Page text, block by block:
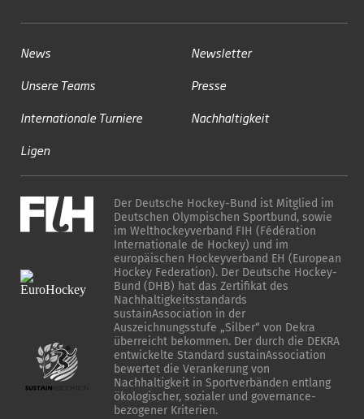
News
Unsere Teams
Internationale Turniere
Ligen
Newsletter
Presse
Nachhaltigkeit
Der Deutsche Hockey-Bund ist Mitglied im
Deutschen Olympischen Sportbund, sowie
im Welthockeyverband FIH (Fédération
Internationale de Hockey) und im
europäischen Hockeyverband EH (European
Hockey Federation). Der Deutsche Hockey-
Bund (DHB) hat das Zertifikat des
Nachhaltigkeitsstandards
sustainAssociation in der
Auszeichnungsstufe „Silber“ von Dekra
überreicht bekommen. Der durch die DEKRA
entwickelte Standard sustainAssociation
bewertet die Verankerung von
Nachhaltigkeit in Sportverbänden entlang
ökologischer, sozialer und governance-
bezogener Kriterien.